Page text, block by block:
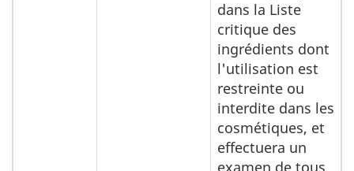
dans la Liste
critique des
ingrédients dont
l'utilisation est
restreinte ou
interdite dans les
cosmétiques, et
effectuera un
examen de tous